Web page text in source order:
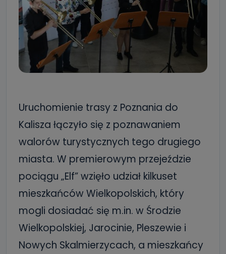
Uruchomienie trasy z Poznania do
Kalisza łączyło się z poznawaniem
walorów turystycznych tego drugiego
miasta. W premierowym przejeździe
pociągu „Elf” wzięło udział kilkuset
mieszkańców Wielkopolskich, który
mogli dosiadać się m.in. w Środzie
Wielkopolskiej, Jarocinie, Pleszewie i
Nowych Skalmierzycach, a mieszkańcy